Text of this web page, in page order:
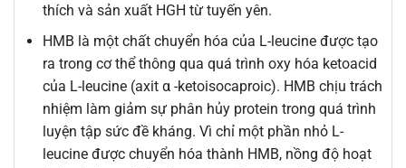
thích và sản xuất HGH từ tuyến yên.
HMB là một chất chuyển hóa của L-leucine được tạo
ra trong cơ thể thông qua quá trình oxy hóa ketoacid
của L-leucine (axit α -ketoisocaproic). HMB chịu trách
nhiệm làm giảm sự phân hủy protein trong quá trình
luyện tập sức đề kháng. Vì chỉ một phần nhỏ L-
leucine được chuyển hóa thành HMB, nồng độ hoạt